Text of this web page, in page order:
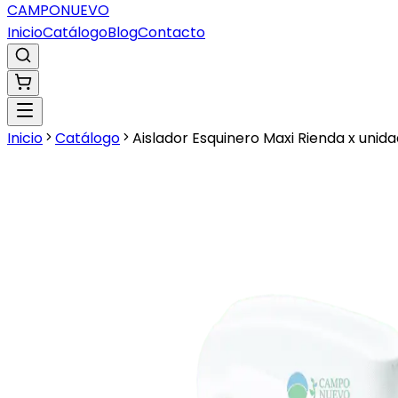
CAMPONUEVO
InicioCatálogoBlogContacto
Inicio Catálogo Aislador Esquinero Maxi Rienda x